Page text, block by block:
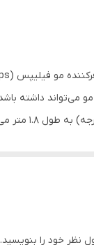
نظر خود را بنویسید.